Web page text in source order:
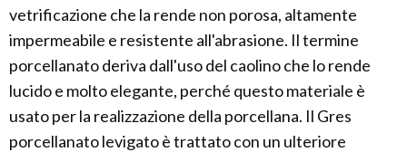
vetrificazione che la rende non porosa, altamente
impermeabile e resistente all'abrasione. Il termine
porcellanato deriva dall'uso del caolino che lo rende
lucido e molto elegante, perché questo materiale è
usato per la realizzazione della porcellana. Il Gres
porcellanato levigato è trattato con un ulteriore